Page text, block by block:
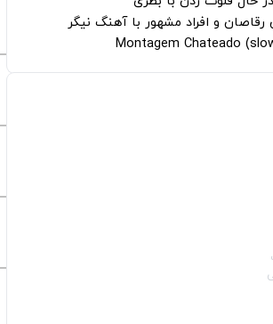
رقاصان و افراد مشهور با آهنگ نیگر